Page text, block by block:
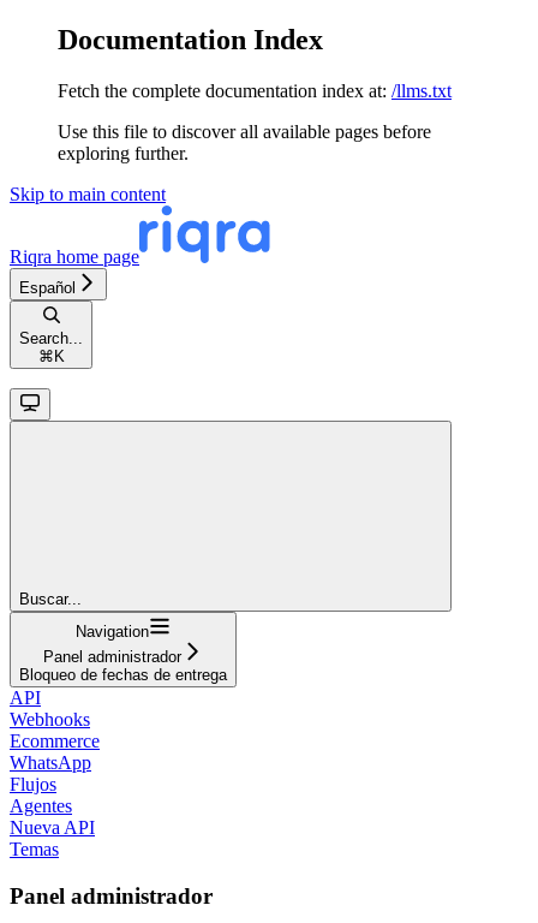
Documentation Index
Fetch the complete documentation index at: /llms.txt
Use this file to discover all available pages before
exploring further.
Skip to main content
Riqra home page
Español
Search...
⌘ K
Buscar...
Navigation
Panel administrador
Bloqueo de fechas de entrega
API
Webhooks
Ecommerce
WhatsApp
Flujos
Agentes
Nueva API
Temas
Panel administrador